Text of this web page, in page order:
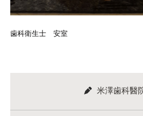
歯科衛生士 安室
米澤歯科醫